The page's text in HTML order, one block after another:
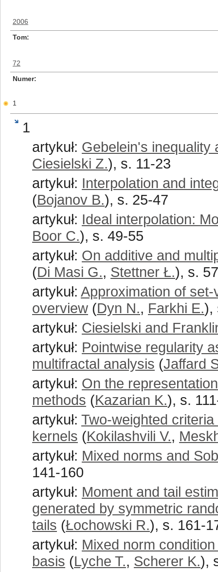
2006
Tom
72
Numer
1
1
artykuł: Gebelein's inequality
Ciesielski Z.), s. 11-23
artykuł: Interpolation and
(Bojanov B.), s. 25-47
artykuł: Ideal interpolation:
Boor C.), s. 49-55
artykuł: On additive and
(Di Masi G., Stettner Ł.), s.
artykuł: Approximation of
overview (Dyn N., Farkhi E.),
artykuł: Ciesielski and
artykuł: Pointwise regularity
multifractal analysis (Jaffard
artykuł: On the
methods (Kazarian K.), s.
artykuł: Two-weighted
kernels (Kokilashvili V.,
artykuł: Mixed norms and
141-160
artykuł: Moment and tail
generated by symmetric
tails (Łochowski R.), s. 161-
artykuł: Mixed norm
basis (Lyche T., Scherer K.),